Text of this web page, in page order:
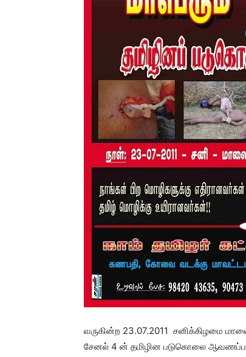
வருகின்ற 23.07.2011 சனிக்கிழமை
சேனல் 4 ன் தமிழின படுகொலை ஆவணப்படம்